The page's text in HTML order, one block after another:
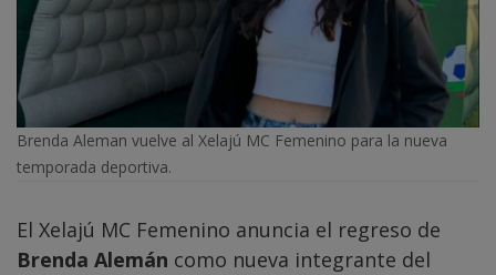
Brenda Aleman vuelve al Xelajú MC Femenino para la nueva
temporada deportiva.
El Xelajú MC Femenino anuncia el regreso de
Brenda Alemán como nueva integrante del